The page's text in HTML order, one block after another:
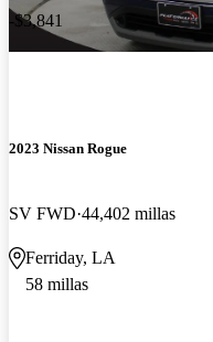
-$3,841
2023 Nissan Rogue
SV FWD 44,402 millas
Ferriday, LA
58 millas